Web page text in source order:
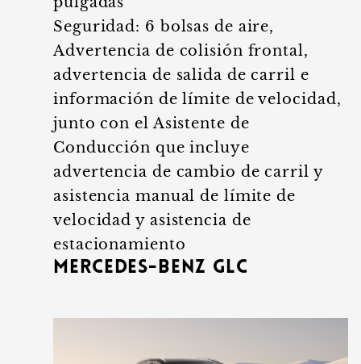
Seguridad: 6 bolsas de aire,
Advertencia de colisión frontal,
advertencia de salida de carril e
información de límite de velocidad,
junto con el Asistente de
Conducción que incluye
advertencia de cambio de carril y
asistencia manual de límite de
velocidad y asistencia de
estacionamiento
Mercedes-Benz GLC